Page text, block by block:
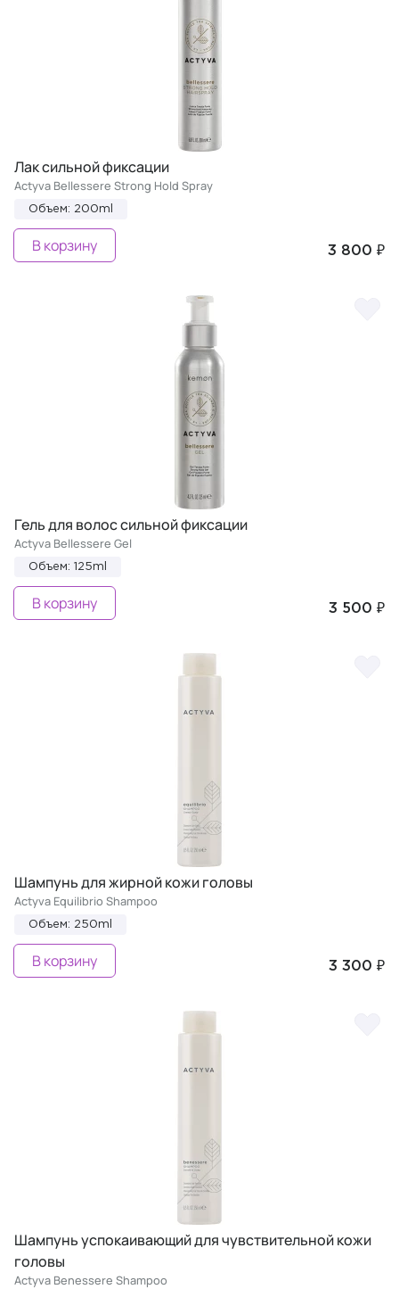
Лак сильной фиксации
Actyva Bellessere Strong Hold Spray
Объем: 200ml
3 800 ₽
В корзину
Гель для волос сильной фиксации
Actyva Bellessere Gel
Объем: 125ml
3 500 ₽
В корзину
Шампунь для жирной кожи головы
Actyva Equilibrio Shampoo
Объем: 250ml
3 300 ₽
В корзину
Шампунь успокаивающий для чувствительной кожи
головы
Actyva Benessere Shampoo